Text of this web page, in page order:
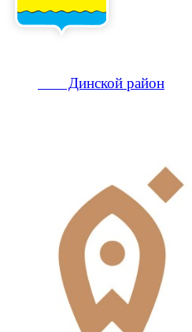
Динской район